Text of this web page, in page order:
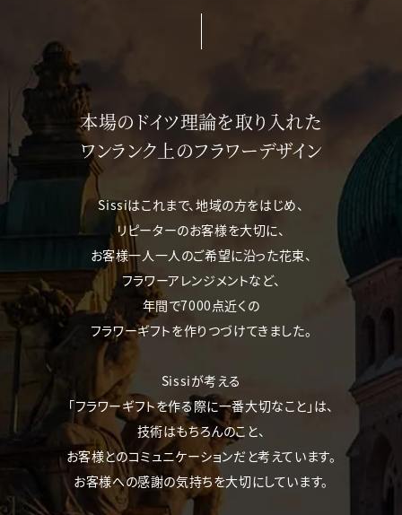
本場のドイツ理論を取り入れた
ワンランク上のフラワーデザイン
Sissiはこれまで、地域の方をはじめ、
リピーターのお客様を大切に、
お客様一人一人のご希望に沿った花束、
フラワーアレンジメントなど、
年間で7000点近くの
フラワーギフトを作りつづけてきました。
Sissiが考える
「フラワーギフトを作る際に一番大切なこと」は、
技術はもちろんのこと、
お客様とのコミュニケーションだと考えています。
お客様への感謝の気持ちを大切にしています。